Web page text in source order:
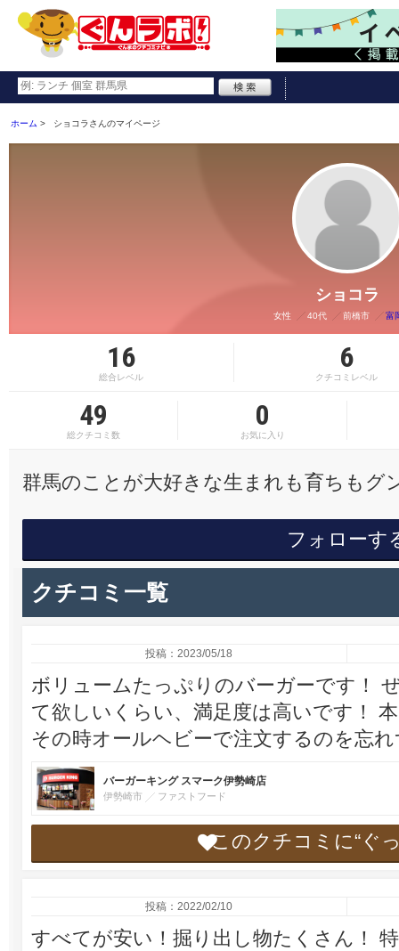
ホーム ショコラさんのマイページ
ショコラ
女性 40代 前橋市 富
16
総合レベル
6
クチコミレベル
49
総クチコミ数
0
お気に入り
群馬のことが大好きな生まれも育ちもグ
フォローす
クチコミ一覧
投稿：2023/05/18
ボリュームたっぷりのバーガーです！
て欲しいくらい、満足度は高いです！
その時オールヘビーで注文するのを忘
バーガーキング スマーク伊勢崎店
伊勢崎市 ファストフード
このクチコミに“ぐ
投稿：2022/02/10
すべてが安い！掘り出し物たくさん！